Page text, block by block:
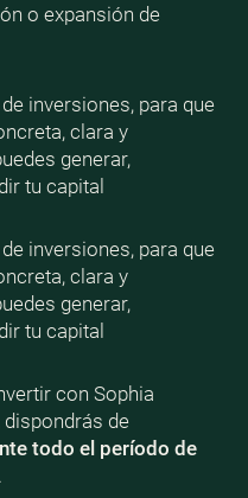
o expansión de
inversiones, para que
clara y
generar,
tu capital
inversiones, para que
clara y
generar,
tu capital
con Sophia
dispondrás de
todo el período de